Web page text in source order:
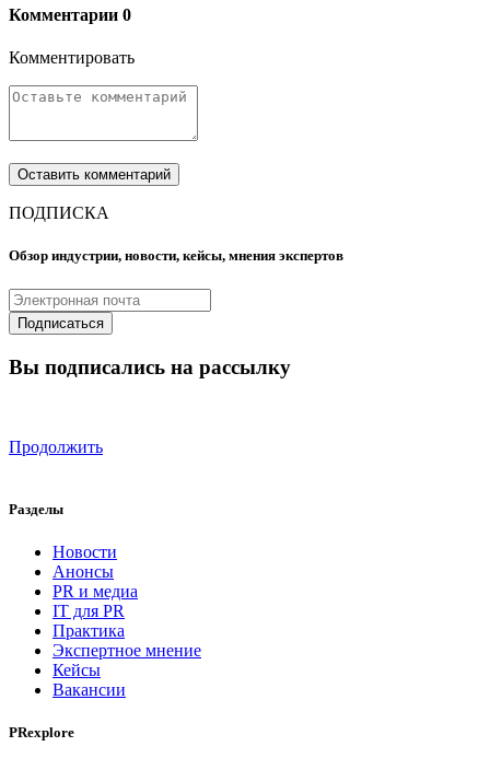
Комментарии 0
Комментировать
ПОДПИСКА
Обзор индустрии, новости, кейсы, мнения экспертов
Вы подписались на рассылку
Продолжить
Разделы
Новости
Анонсы
PR и медиа
IT для PR
Практика
Экспертное мнение
Кейсы
Вакансии
PRexplore